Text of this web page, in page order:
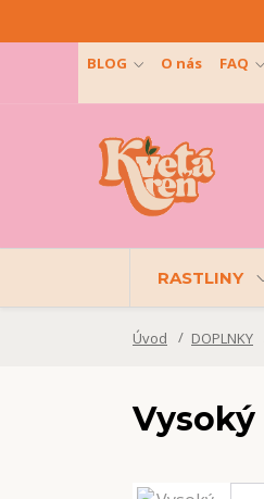
BLOG O nás FAQ
RASTLINY
Úvod DOPLNKY